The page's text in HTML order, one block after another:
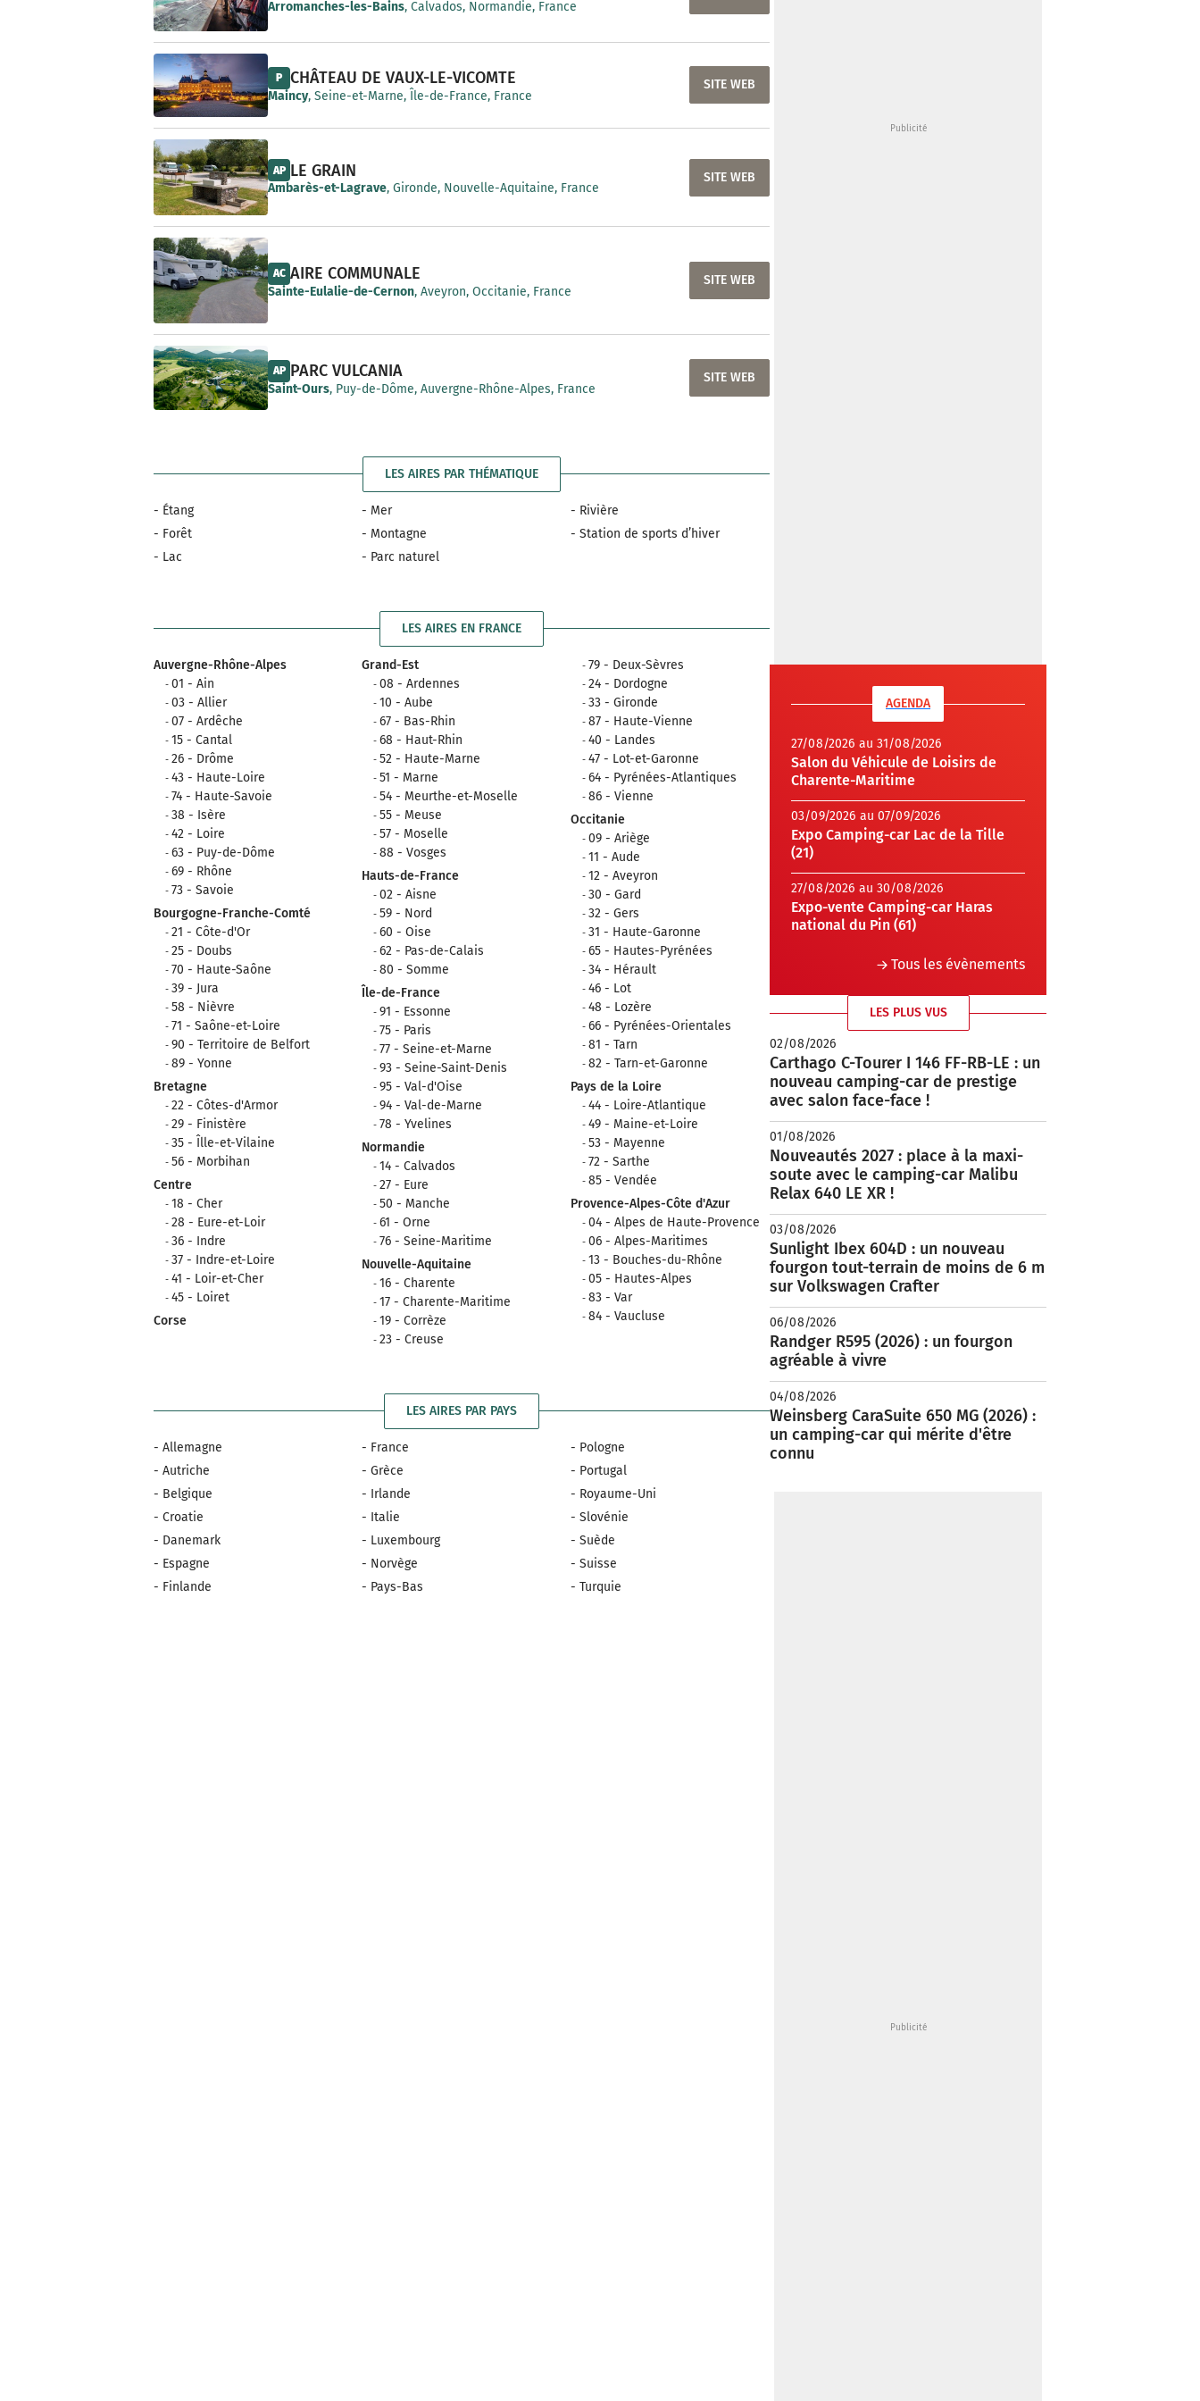
e
Arromanches-les-Bains, Calvados, Normandie, France
P CHÂTEAU DE VAUX-LE-VICOMTE
Maincy, Seine-et-Marne, Île-de-France, France
SITE WEB
AP LE GRAIN
Ambarès-et-Lagrave, Gironde, Nouvelle-Aquitaine, France
SITE WEB
AC AIRE COMMUNALE
Sainte-Eulalie-de-Cernon, Aveyron, Occitanie, France
SITE WEB
AP PARC VULCANIA
Saint-Ours, Puy-de-Dôme, Auvergne-Rhône-Alpes, France
SITE WEB
LES AIRES PAR THÉMATIQUE
- Étang
- Forêt
- Lac
- Mer
- Montagne
- Parc naturel
- Rivière
- Station de sports d’hiver
LES AIRES EN FRANCE
Auvergne-Rhône-Alpes
01 - Ain
03 - Allier
07 - Ardêche
15 - Cantal
26 - Drôme
43 - Haute-Loire
74 - Haute-Savoie
38 - Isère
42 - Loire
63 - Puy-de-Dôme
69 - Rhône
73 - Savoie
Bourgogne-Franche-Comté
21 - Côte-d'Or
25 - Doubs
70 - Haute-Saône
39 - Jura
58 - Nièvre
71 - Saône-et-Loire
90 - Territoire de Belfort
89 - Yonne
Bretagne
22 - Côtes-d'Armor
29 - Finistère
35 - Îlle-et-Vilaine
56 - Morbihan
Centre
18 - Cher
28 - Eure-et-Loir
36 - Indre
37 - Indre-et-Loire
41 - Loir-et-Cher
45 - Loiret
Corse
Grand-Est
08 - Ardennes
10 - Aube
67 - Bas-Rhin
68 - Haut-Rhin
52 - Haute-Marne
51 - Marne
54 - Meurthe-et-Moselle
55 - Meuse
57 - Moselle
88 - Vosges
Hauts-de-France
02 - Aisne
59 - Nord
60 - Oise
62 - Pas-de-Calais
80 - Somme
Île-de-France
91 - Essonne
75 - Paris
77 - Seine-et-Marne
93 - Seine-Saint-Denis
95 - Val-d'Oise
94 - Val-de-Marne
78 - Yvelines
Normandie
14 - Calvados
27 - Eure
50 - Manche
61 - Orne
76 - Seine-Maritime
Nouvelle-Aquitaine
16 - Charente
17 - Charente-Maritime
19 - Corrèze
23 - Creuse
79 - Deux-Sèvres
24 - Dordogne
33 - Gironde
87 - Haute-Vienne
40 - Landes
47 - Lot-et-Garonne
64 - Pyrénées-Atlantiques
86 - Vienne
Occitanie
09 - Ariège
11 - Aude
12 - Aveyron
30 - Gard
32 - Gers
31 - Haute-Garonne
65 - Hautes-Pyrénées
34 - Hérault
46 - Lot
48 - Lozère
66 - Pyrénées-Orientales
81 - Tarn
82 - Tarn-et-Garonne
Pays de la Loire
44 - Loire-Atlantique
49 - Maine-et-Loire
53 - Mayenne
72 - Sarthe
85 - Vendée
Provence-Alpes-Côte d'Azur
04 - Alpes de Haute-Provence
06 - Alpes-Maritimes
13 - Bouches-du-Rhône
05 - Hautes-Alpes
83 - Var
84 - Vaucluse
LES AIRES PAR PAYS
- Allemagne
- Autriche
- Belgique
- Croatie
- Danemark
- Espagne
- Finlande
- France
- Grèce
- Irlande
- Italie
- Luxembourg
- Norvège
- Pays-Bas
- Pologne
- Portugal
- Royaume-Uni
- Slovénie
- Suède
- Suisse
- Turquie
AGENDA
27/08/2026 au 31/08/2026
Salon du Véhicule de Loisirs de
Charente-Maritime
03/09/2026 au 07/09/2026
Expo Camping-car Lac de la Tille
(21)
27/08/2026 au 30/08/2026
Expo-vente Camping-car Haras
national du Pin (61)
Tous les évènements
LES PLUS VUS
02/08/2026
Carthago C-Tourer I 146 FF-RB-LE : un
nouveau camping-car de prestige
avec salon face-face !
01/08/2026
Nouveautés 2027 : place à la maxi-
soute avec le camping-car Malibu
Relax 640 LE XR !
03/08/2026
Sunlight Ibex 604D : un nouveau
fourgon tout-terrain de moins de 6 m
sur Volkswagen Crafter
06/08/2026
Randger R595 (2026) : un fourgon
agréable à vivre
04/08/2026
Weinsberg CaraSuite 650 MG (2026) :
un camping-car qui mérite d'être
connu